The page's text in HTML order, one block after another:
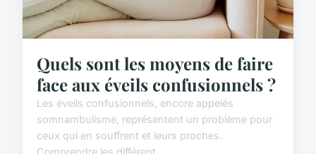
Quels sont les moyens de faire
face aux éveils confusionnels ?
Les éveils confusionnels, encore appelés
somnambulisme, représentent un problème pour
ceux qui en souffrent et leurs proches.
Comprendre les différent...